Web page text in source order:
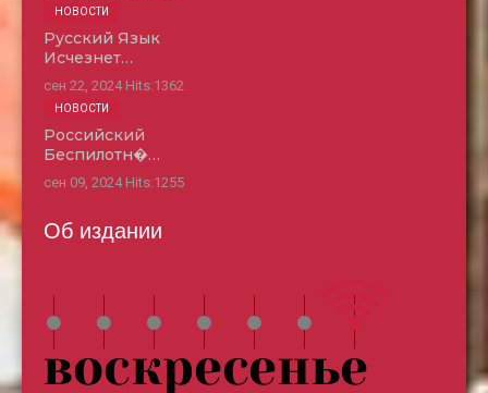
Русский Язык
Исчезнет…
сен 22, 2024 Hits:1362
НОВОСТИ
Российский
Беспилотн�…
сен 09, 2024 Hits:1255
НОВОСТИ
Об издании